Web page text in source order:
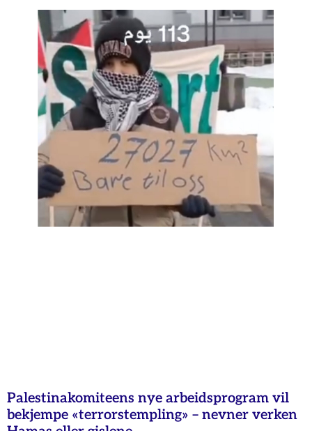
Palestinakomiteens nye arbeidsprogram vil
bekjempe «terrorstempling» – nevner verken